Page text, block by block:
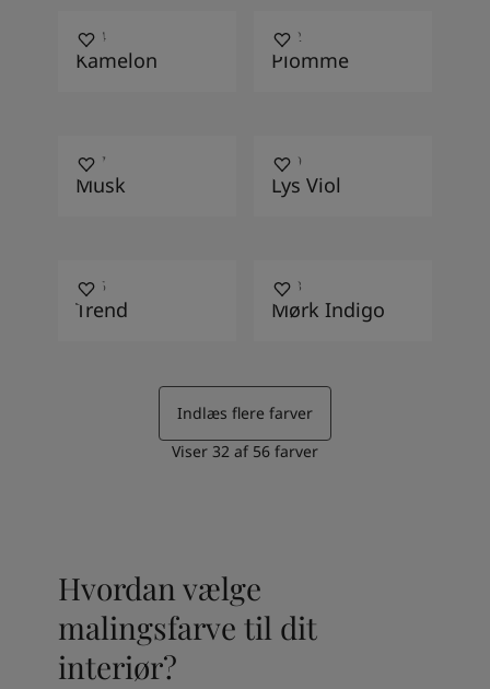
4424
Kamelon
4622
Plomme
4447
Musk
4099
Lys Viol
4136
Trend
4623
Mørk Indigo
Indlæs flere farver
Viser 32 af 56 farver
Hvordan vælge
malingsfarve til dit
interiør?